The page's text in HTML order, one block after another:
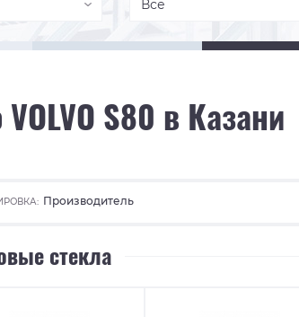
Все
S80 в Казани
Производитель
стекла